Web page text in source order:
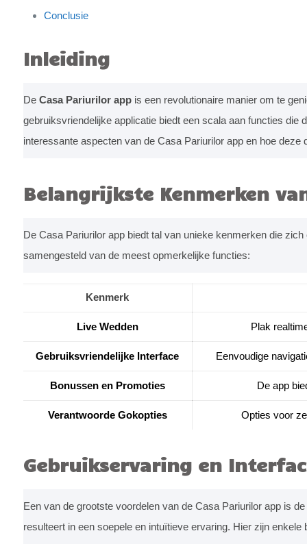
Conclusie
Inleiding
De Casa Pariurilor appis een revolutionaire manier om te
gebruiksvriendelijke applicatie biedt een scala aan functies
interessante aspecten van de Casa Pariurilor app en hoe
Belangrijkste Kenmerken
De Casa Pariurilor app biedt tal van unieke kenmerken die
samengesteld van de meest opmerkelijke functies:
Kenmerk
Live Wedden Plak
Gebruiksvriendelijke Interface Eenvoudige
Bonussen en Promoties De app
Verantwoorde Gokopties Opties voor
Gebruikservaring en
Een van de grootste voordelen van de Casa Pariurilor app is de
resulteert in een soepele en intuïtieve ervaring. Hier zijn